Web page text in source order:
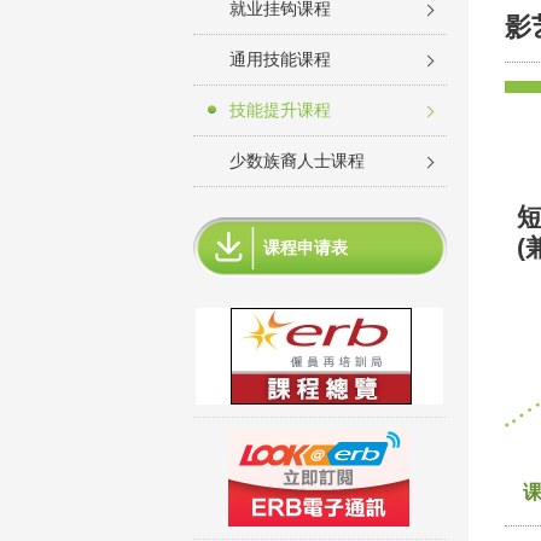
就业挂钩课程
通用技能课程
技能提升课程
少数族裔人士课程
课程申请表
影
(